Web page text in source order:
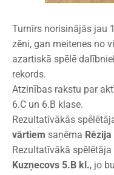
Turnīrs norisinājās jau
zēni, gan meitenes no
azartiskā spēlē
rekords.
Atzinības rakstu par
6.C un 6.B klase.
Rezultatīvākās
vārtiem saņēma
Rezultatīvākā
Kuzņecovs 5.B kl., jo